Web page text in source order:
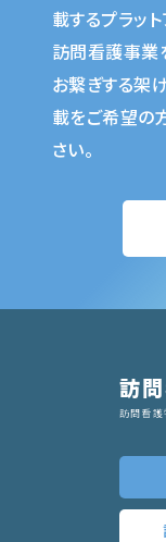
載するプラット
訪問看護事業
お繋ぎする架
載をご希望の
さい。
訪
訪問看護